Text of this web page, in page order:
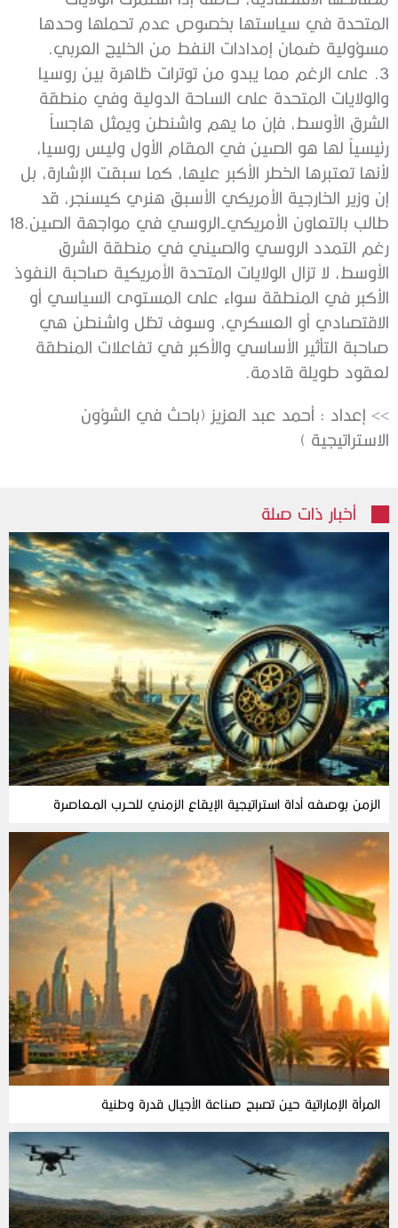
المتحدة في سياستها بخصوص عدم تحملها وحدها
مسؤولية ضمان إمدادات النفط من الخليج العربي.
3. على الرغم مما يبدو من توترات ظاهرة بين روسيا
والولايات المتحدة على الساحة الدولية وفي منطقة
الشرق الأوسط، فإن ما يهم واشنطن ويمثل هاجساً
رئيسياً لها هو الصين في المقام الأول وليس روسيا،
لأنها تعتبرها الخطر الأكبر عليها، كما سبقت الإشارة، بل
إن وزير الخارجية الأمريكي الأسبق هنري كيسنجر، قد
طالب بالتعاون الأمريكي-الروسي في مواجهة الصين.18
رغم التمدد الروسي والصيني في منطقة الشرق
الأوسط، لا تزال الولايات المتحدة الأمريكية صاحبة النفوذ
الأكبر في المنطقة سواء على المستوى السياسي أو
الاقتصادي أو العسكري، وسوف تظل واشنطن هي
صاحبة التأثير الأساسي والأكبر في تفاعلات المنطقة
لعقود طويلة قادمة.
>> إعداد : أحمد عبد العزيز (باحث في الشؤون
الاستراتيجية )
أخبار ذات صلة
الزمن‭ ‬بوصفه‭ ‬أداة‭ ‬استراتيجية‭ ‬الإيقاع‭ ‬الزمني‭ ‬للحـرب‭ ‬المـعاصرة
المرأة‭ ‬الإماراتية‭ ‬حين‭ ‬تصبح‭ ‬صناعة‭ ‬الأجيال‭ ‬قدرة‭ ‬وطنية